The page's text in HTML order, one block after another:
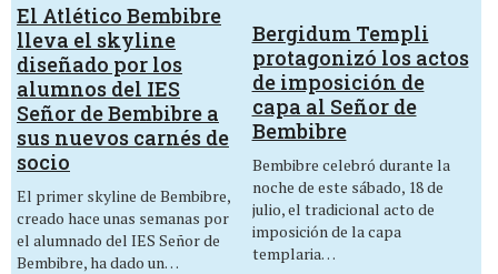
El Atlético Bembibre
lleva el skyline
diseñado por los
alumnos del IES
Señor de Bembibre a
sus nuevos carnés de
socio
El primer skyline de Bembibre,
creado hace unas semanas por
el alumnado del IES Señor de
Bembibre, ha dado un…
Bergidum Templi
protagonizó los actos
de imposición de
capa al Señor de
Bembibre
Bembibre celebró durante la
noche de este sábado, 18 de
julio, el tradicional acto de
imposición de la capa
templaria…